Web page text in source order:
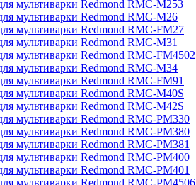
мультиварки Redmond RMC-M253
мультиварки Redmond RMC-M26
мультиварки Redmond RMC-FM27
мультиварки Redmond RMC-M31
мультиварки Redmond RMC-FM4502
мультиварки Redmond RMC-M34
мультиварки Redmond RMC-FM91
мультиварки Redmond RMC-M40S
мультиварки Redmond RMC-M42S
мультиварки Redmond RMC-PM330
мультиварки Redmond RMC-PM380
мультиварки Redmond RMC-PM381
мультиварки Redmond RMC-PM400
мультиварки Redmond RMC-PM401
мультиварки Redmond RMC-PM4506